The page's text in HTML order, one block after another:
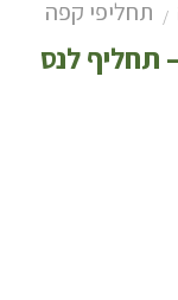
תחליפי קפה
100 גרם – תחליף לנס